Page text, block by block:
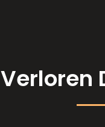
Verloren